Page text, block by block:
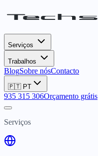
Serviços
Trabalhos
BlogSobre nósContacto
🇵🇹 PT
935 315 306Orçamento grátis
Serviços